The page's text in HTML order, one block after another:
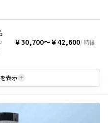
￥30,700〜￥42,600/ 時間
表示